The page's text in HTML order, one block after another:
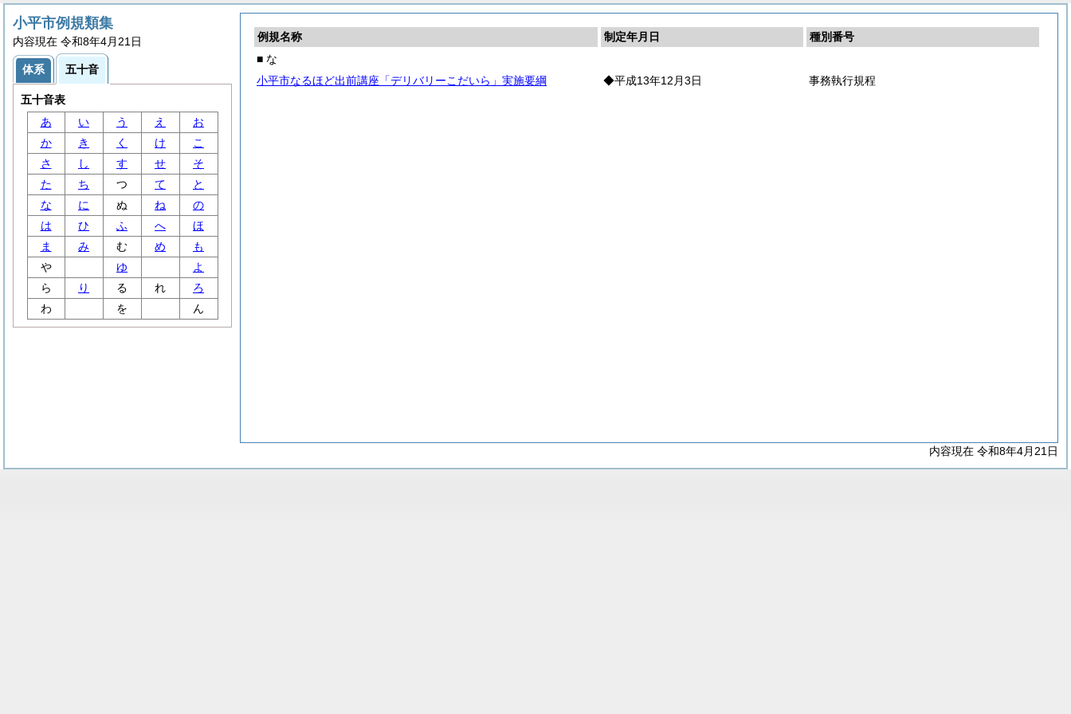
例規名称 制定年月日
種別番号
■ な
小平市なるほど出前講座「デリバリーこだいら」実施要綱
◆平成13年12月3日 事務執行規程
内容現在 令和8年4月21日
小平市例規類集
内容現在 令和8年4月21日
体系 五十音
五十音表
あ
い う え
お
か
き く け
こ
さ
し す せ
そ
た
ち つ て
と
な
に ぬ ね
の
は
ひ ふ へ
ほ
ま
み む め
も
や
ゆ
よ
ら
り る れ
ろ
わ
を ん